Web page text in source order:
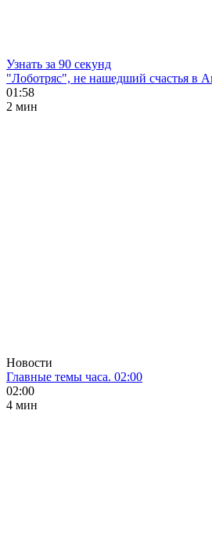
Узнать за 90 секунд
"Лоботряс", не нашедший счастья в
01:58
2 мин
Новости
Главные темы часа. 02:00
02:00
4 мин